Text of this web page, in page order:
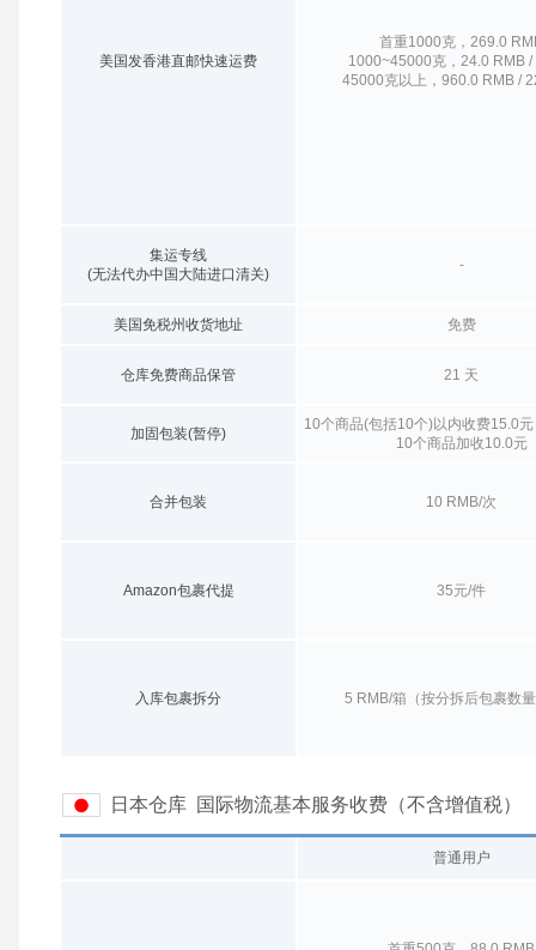
美国发香港直邮快速运费
首重1000克，269.0
1000~45000克，24.0 RMB /
45000克以上，960.0 RMB /
集运专线
(无法代办中国大陆进口清关)
-
美国免税州收货地址 免费
仓库免费商品保管 21 天
加固包装(暂停)
10个商品(包括10个)以内收费15.0
10个商品加收10.0元
合并包装 10 RMB/次
Amazon包裹代提 35元/件
入库包裹拆分 5 RMB/箱（按分拆后包裹数
日本仓库 国际物流基本服务收费（不含增值税）
普通用户